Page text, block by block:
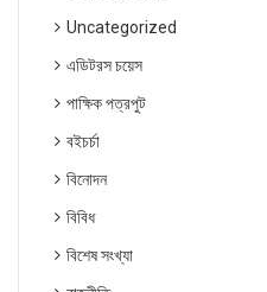
Uncategorized
এডিটরস চয়েস
পাক্ষিক পত্রপুট
বইচর্চা
বিনোদন
বিবিধ
বিশেষ সংখ্যা